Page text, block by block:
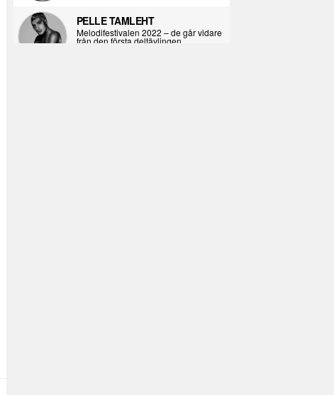
PELLE TAMLEHT
Melodifestivalen 2022 – de går vidare
från den första deltävlingen